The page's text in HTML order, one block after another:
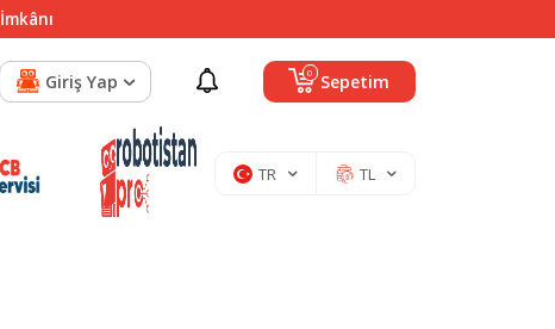
0 Sepetim
Giriş Yap
TR TL